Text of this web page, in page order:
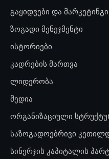
გაყიდვები და მარკეტინგი
ზოგადი მენეჯმენტი
ისტორიები
კადრების მართვა
ლიდერობა
მედია
ორგანიზაციული
საზოგადოებრივი
სინერჯის კაპიტალის